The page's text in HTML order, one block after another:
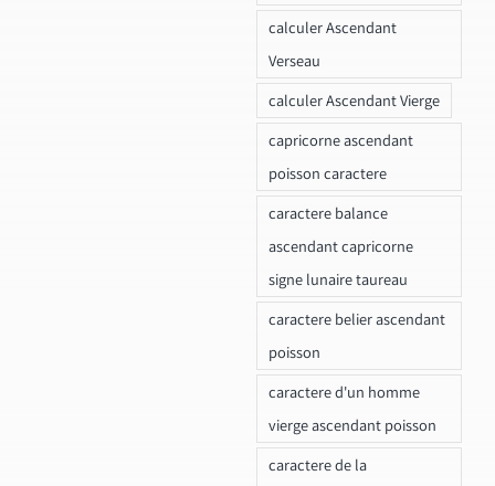
calculer Ascendant
Verseau
calculer Ascendant Vierge
capricorne ascendant
poisson caractere
caractere balance
ascendant capricorne
signe lunaire taureau
caractere belier ascendant
poisson
caractere d'un homme
vierge ascendant poisson
caractere de la